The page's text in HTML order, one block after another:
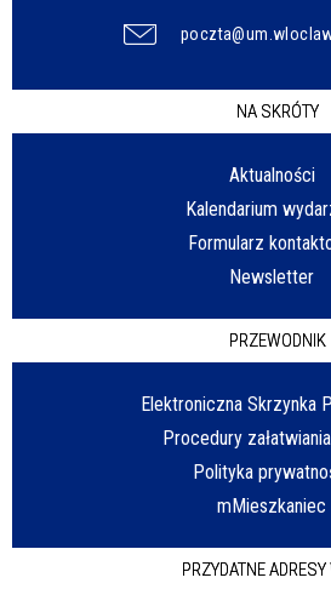
NA SKRÓTY
Aktualności
Kalendarium
Formularz
Newsletter
PRZEWODNIK
Elektroniczna Skrzynka
Procedury
Polityka
mMieszkaniec
PRZYDATNE